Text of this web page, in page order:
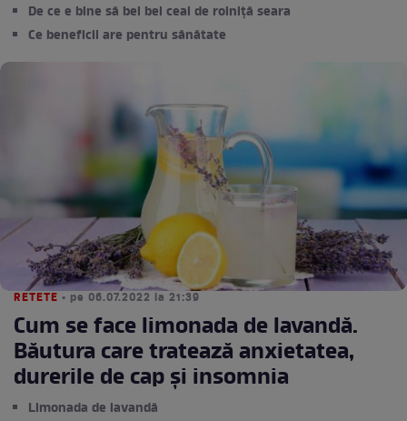
De ce e bine să bei bei ceai de roiniță seara
Ce beneficii are pentru sănătate
RETETE • pe 06.07.2022 la 21:39
Cum se face limonada de lavandă.
Băutura care tratează anxietatea,
durerile de cap și insomnia
Limonada de lavandă